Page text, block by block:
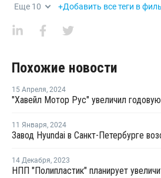
Еще 10 +Добавить все теги в
Похожие новости
15 Апреля, 2024
11 Января, 2024
14 Декабря, 2023